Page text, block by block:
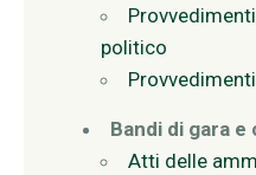
politico
Bandi di gara
Atti delle